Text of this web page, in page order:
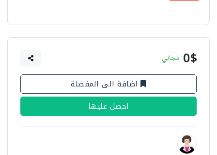
0$ مجاني
اضافة الى المفضلة
احصل عليها